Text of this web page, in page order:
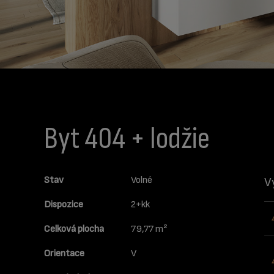
Byt 404 + lodžie
Stav Volné
Dispozice 2+kk
Celková plocha 79,77 m²
Orientace V